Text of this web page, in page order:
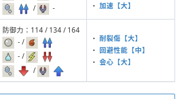
/
-
・ 加速【大】
防御力：114 / 134 / 164
- /
- /
/
・ 耐裂傷【大】
・ 回避性能【中】
・ 会心【大】